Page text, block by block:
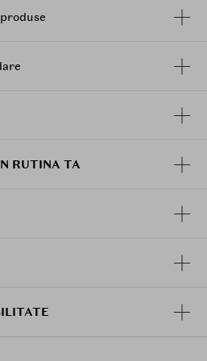
si distribuiti uniform de-a
RUTINA TA